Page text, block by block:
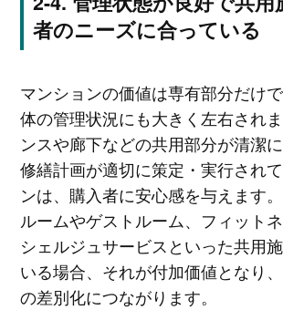
者のニーズに合っている
マンションの価値は専有部分だけ
体の管理状況にも大きく左右され
ンスや廊下などの共用部分が清潔
修繕計画が適切に策定・実行され
ンは、購入者に安心感を与えます
ルームやゲストルーム、フィット
シェルジュサービスといった共用
いる場合、それが付加価値となり
の差別化につながります。